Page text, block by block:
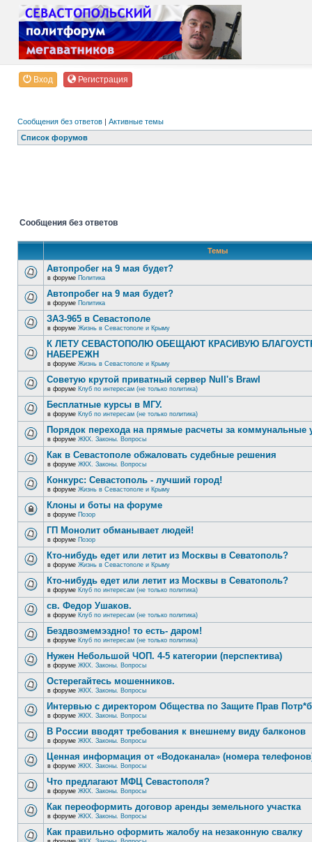
Вход Регистрация
Сообщения без ответов | Активные темы
Список форумов
Сообщения без ответов
Темы
Автопробег на 9 мая будет?
в форуме Политика
Автопробег на 9 мая будет?
в форуме Политика
ЗАЗ-965 в Севастополе
в форуме Жизнь в Севастополе и Крыму
К ЛЕТУ СЕВАСТОПОЛЮ ОБЕЩАЮТ КРАСИВУЮ
НАБЕРЕЖН
в форуме Жизнь в Севастополе и Крыму
Советую крутой приватный сервер Null's Brawl
в форуме Клуб по интересам (не только политика)
Бесплатные курсы в МГУ.
в форуме Клуб по интересам (не только политика)
Порядок перехода на прямые расчеты за коммунальные
в форуме ЖКХ. Законы. Вопросы
Как в Севастополе обжаловать судебные решения
в форуме ЖКХ. Законы. Вопросы
Конкурс: Севастополь - лучший город!
в форуме Жизнь в Севастополе и Крыму
Клоны и боты на форуме
в форуме Позор
ГП Монолит обманывает людей!
в форуме Позор
Кто-нибудь едет или летит из Москвы в Севатополь?
в форуме Жизнь в Севастополе и Крыму
Кто-нибудь едет или летит из Москвы в Севатополь?
в форуме Клуб по интересам (не только политика)
св. Федор Ушаков.
в форуме Клуб по интересам (не только политика)
Бездвозмемэздно! то есть- даром!
в форуме Клуб по интересам (не только политика)
Нужен Небольшой ЧОП. 4-5 категории (перспектива)
в форуме ЖКХ. Законы. Вопросы
Остерегайтесь мошенников.
в форуме ЖКХ. Законы. Вопросы
Интервью с директором Общества по Защите Прав
в форуме ЖКХ. Законы. Вопросы
В России вводят требования к внешнему виду балконов
в форуме ЖКХ. Законы. Вопросы
Ценная информация от «Водоканала» (номера
в форуме ЖКХ. Законы. Вопросы
Что предлагают МФЦ Севастополя?
в форуме ЖКХ. Законы. Вопросы
Как переоформить договор аренды земельного участка
в форуме ЖКХ. Законы. Вопросы
Как правильно оформить жалобу на незаконную свалку